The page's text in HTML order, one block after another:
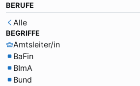
BERUFE
Alle
BEGRIFFE
Amtsleiter/in
BaFin
BImA
Bund